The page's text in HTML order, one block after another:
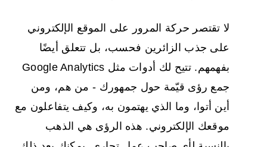
لا تقتصر حركة المرور على الموقع الإلكتروني
على جذب الزائرين فحسب، بل تتعلق أيضًا
بفهمهم. تتيح لك أدوات مثل Google Analytics
جمع رؤى قيّمة حول جمهورك - من هم، ومن
أين أتوا، وما الذي يهتمون به، وكيف يتفاعلون مع
موقعك الإلكتروني. هذه الرؤى هي الذهب